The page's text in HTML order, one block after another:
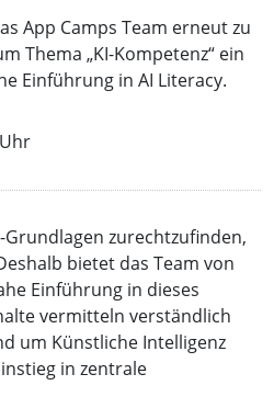
App Camps Team erneut zu
Thema „KI-Kompetenz“ ein
Einführung in AI Literacy.
zurechtzufinden,
bietet das Team von
Einführung in dieses
vermitteln verständlich
um Künstliche Intelligenz
in zentrale